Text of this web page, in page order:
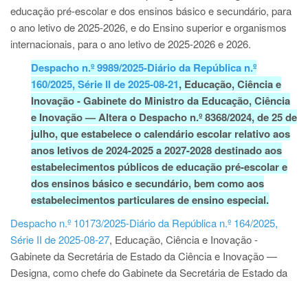
educação pré-escolar e dos ensinos básico e secundário, para
o ano letivo de 2025-2026, e do Ensino superior e organismos
internacionais, para o ano letivo de 2025-2026 e 2026.
Despacho n.º 9989/2025-Diário da República n.º
160/2025, Série II de 2025-08-21, Educação, Ciência e
Inovação - Gabinete do Ministro da Educação, Ciência
e Inovação—Altera o Despacho n.º 8368/2024, de 25 de
julho, que estabelece o calendário escolar relativo aos
anos letivos de 2024-2025 a 2027-2028 destinado aos
estabelecimentos públicos de educação pré-escolar e
dos ensinos básico e secundário, bem como aos
estabelecimentos particulares de ensino especial.
Despacho n.º 10173/2025-Diário da República n.º 164/2025,
Série II de 2025-08-27, Educação, Ciência e Inovação -
Gabinete da Secretária de Estado da Ciência e Inovação —
Designa, como chefe do Gabinete da Secretária de Estado da